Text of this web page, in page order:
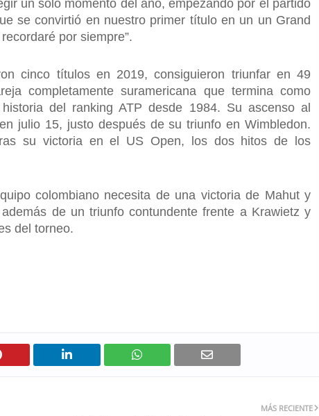
un solo momento del año, empezando por el partido
se convirtió en nuestro primer título en un un Grand
por siempre”.
cinco títulos en 2019, consiguieron triunfar en 49
completamente suramericana que termina como
del ranking ATP desde 1984. Su ascenso al
julio 15, justo después de su triunfo en Wimbledon.
su victoria en el US Open, los dos hitos de los
colombiano necesita de una victoria de Mahut y
de un triunfo contundente frente a Krawietz y
del torneo.
MÁS RECIENTE